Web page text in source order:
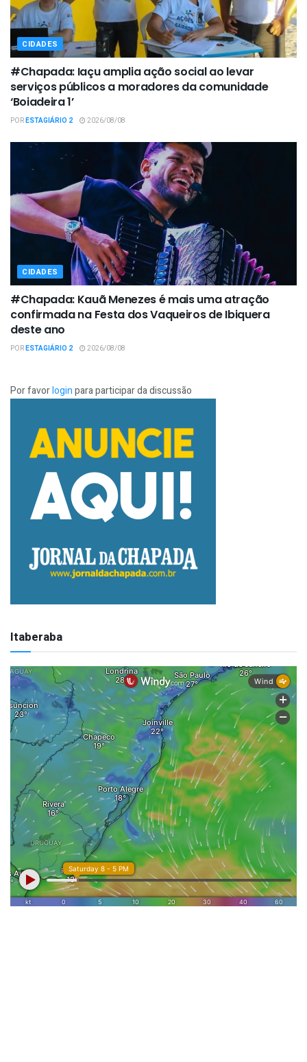
CIDADES
#Chapada: Iaçu amplia ação social ao levar
serviços públicos a moradores da comunidade
‘Boiadeira 1’
PORESTAGIÁRIO 2 2026/08/08
CIDADES
#Chapada: Kauã Menezes é mais uma atração
confirmada na Festa dos Vaqueiros de Ibiquera
deste ano
PORESTAGIÁRIO 2 2026/08/08
Por favorloginpara participar da discussão
Itaberaba